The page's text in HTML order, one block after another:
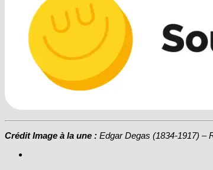
Crédit Image à la une : Edgar Degas (1834-1917) –